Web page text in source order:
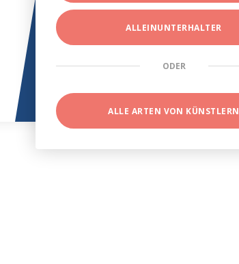
ALLEINUNTERHALTER
ODER
ALLE ARTEN VON KÜNSTLERN